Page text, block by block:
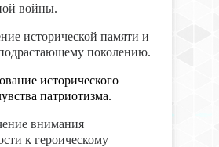
войны.
исторической памяти и
поколению.
исторического
патриотизма.
внимания
к героическому